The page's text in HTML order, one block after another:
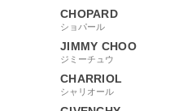
CHOPARD
ショパール
JIMMY CHOO
ジミーチュウ
CHARRIOL
シャリオール